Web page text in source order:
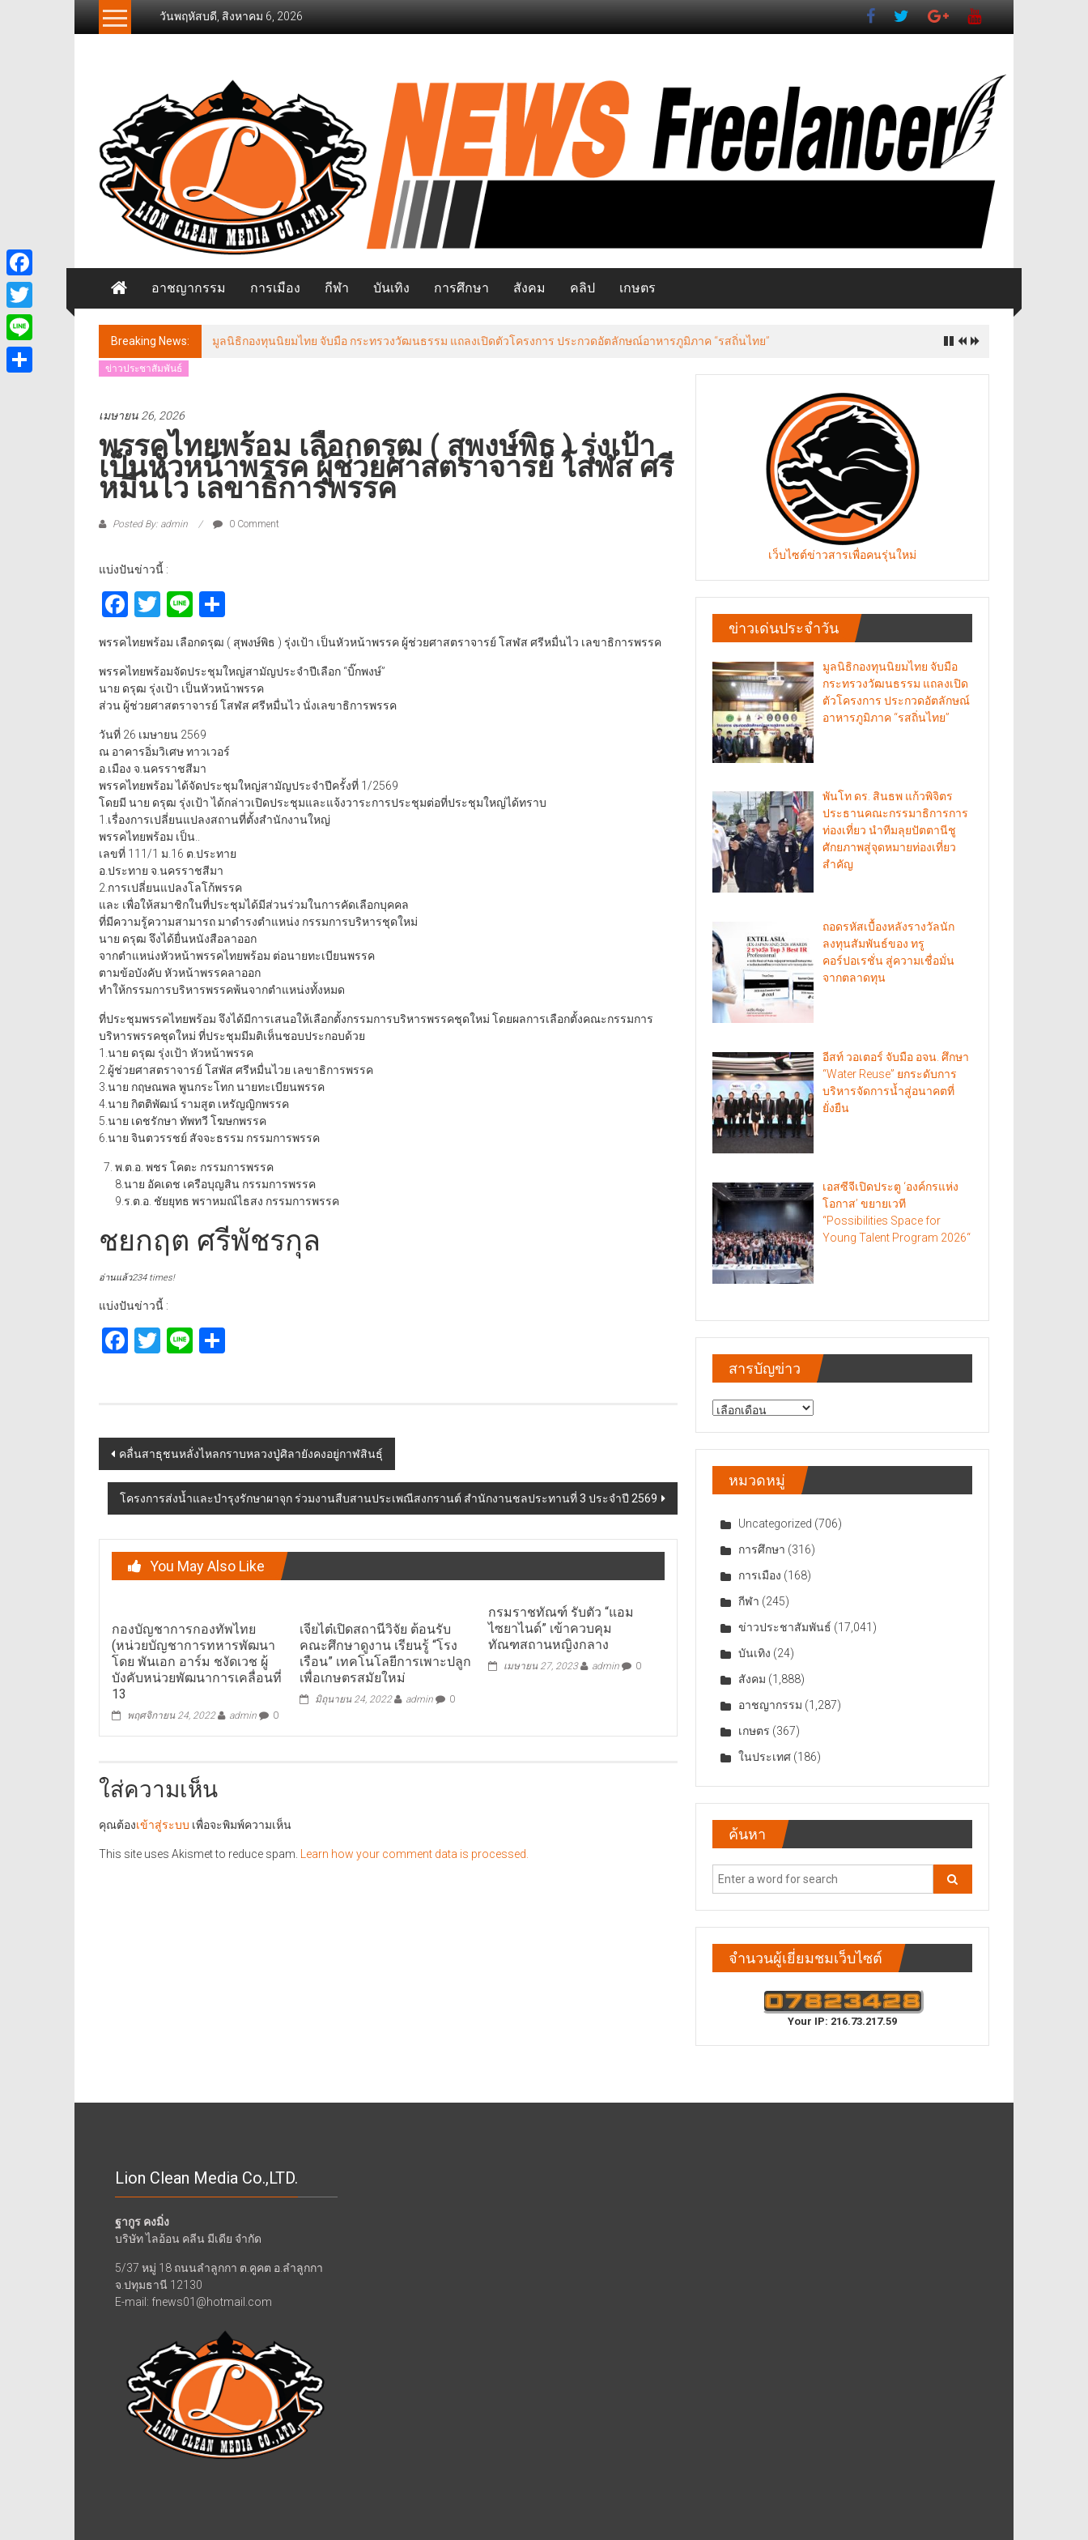
วันพฤหัสบดี, สิงหาคม 6, 2026
Freelancer
วส์
ฟรี
แลน
เซอร์
อาชญากรรม การเมือง กีฬา บันเทิง การศึกษา สังคม คลิป เกษตร
Breaking News: มูลนิธิกองทุนนิยมไทย จับมือ กระทรวงวัฒนธรรม แถลงเปิดตัวโครงการ ประกวดอัตลักษณ์อาหารภูมิภาค “รสถิ่นไทย”
ข่าวประชาสัมพันธ์
เมษายน 26, 2026
พรรคไทยพร้อม เลือกดรุฒ ( สุพงษ์พิธ ) รุ่งเป้า
เป็นหัวหน้าพรรค ผู้ช่วยศาสตราจารย์ โสฬส ศรี
หมื่นไว เลขาธิการพรรค
Posted By: admin 0 Comment
แบ่งปันข่าวนี้ :
Facebook
Twitter
Line
พรรคไทยพร้อม เลือกดรุฒ ( สุพงษ์พิธ ) รุ่งเป้า เป็นหัวหน้าพรรค ผู้ช่วยศาสตราจารย์ โสฬส ศรีหมื่นไว เลขาธิการพรรค
พรรคไทยพร้อมจัดประชุมใหญ่สามัญประจำปีเลือก “บิ๊กพงษ์”
นาย ดรุฒ รุ่งเป้า เป็นหัวหน้าพรรค
ส่วน ผู้ช่วยศาสตราจารย์ โสฬส ศรีหมื่นไว นั่งเลขาธิการพรรค
วันที่ 26 เมษายน 2569
ณ อาคารอิ่มวิเศษ ทาวเวอร์
อ.เมือง จ.นครราชสีมา
พรรคไทยพร้อม ได้จัดประชุมใหญ่สามัญประจำปีครั้งที่ 1/2569
โดยมี นาย ดรุฒ รุ่งเป้า ได้กล่าวเปิดประชุมและแจ้งวาระการประชุมต่อที่ประชุมใหญ่ได้ทราบ
1.เรื่องการเปลี่ยนแปลงสถานที่ตั้งสำนักงานใหญ่
พรรคไทยพร้อม เป็น..
เลขที่ 111/1 ม.16 ต.ประทาย
อ.ประทาย จ.นครราชสีมา
2.การเปลี่ยนแปลงโลโก้พรรค
และ เพื่อให้สมาชิกในที่ประชุมได้มีส่วนร่วมในการคัดเลือกบุคคล
ที่มีความรู้ความสามารถ มาดำรงตำแหน่ง กรรมการบริหารชุดใหม่
นาย ดรุฒ จึงได้ยื่นหนังสือลาออก
จากตำแหน่งหัวหน้าพรรคไทยพร้อม ต่อนายทะเบียนพรรค
ตามข้อบังคับ หัวหน้าพรรคลาออก
ทำให้กรรมการบริหารพรรคพ้นจากตำแหน่งทั้งหมด
ที่ประชุมพรรคไทยพร้อม จึงได้มีการเสนอให้เลือกตั้งกรรมการบริหารพรรคชุดใหม่ โดยผลการเลือกตั้งคณะกรรมการ
บริหารพรรคชุดใหม่ ที่ประชุมมีมติเห็นชอบประกอบด้วย
1.นาย ดรุฒ รุ่งเป้า หัวหน้าพรรค
2.ผู้ช่วยศาสตราจารย์ โสพัส ศรีหมื่นไวย เลขาธิการพรรค
3.นาย กฤษณพล พูนกระโทก นายทะเบียนพรรค
4.นาย กิตติพัฒน์ รามสูต เหรัญญิกพรรค
5.นาย เดชรักษา ทัพทวี โฆษกพรรค
6.นาย จินตวรรชย์ สัจจะธรรม กรรมการพรรค
พ.ต.อ. พชร โคตะ กรรมการพรรค
8.นาย อัคเดช เครือบุญสิน กรรมการพรรค
9.ร.ต.อ. ชัยยุทธ พราหมณ์ไธสง กรรมการพรรค
ชยกฤต ศรีพัชรกุล
อ่านแล้ว234 times!
แบ่งปันข่าวนี้ :
Facebook
Twitter
Line
Post
navigation
คลื่นสาธุชนหลั่งไหลกราบหลวงปู่ศิลายังคงอยู่กาฬสินธุ์
โครงการส่งน้ำและบำรุงรักษาผาจุก ร่วมงานสืบสานประเพณีสงกรานต์ สำนักงานชลประทานที่ 3 ประจำปี 2569
You May Also Like
กองบัญชาการกองทัพไทย
(หน่วยบัญชาการทหารพัฒนา
โดย พันเอก อาร์ม ชงัดเวช ผู้
บังคับหน่วยพัฒนาการเคลื่อนที่
13
พฤศจิกายน 24, 2022 admin 0
เจียไต๋เปิดสถานีวิจัย ต้อนรับ
คณะศึกษาดูงาน เรียนรู้ “โรง
เรือน” เทคโนโลยีการเพาะปลูก
เพื่อเกษตรสมัยใหม่
มิถุนายน 24, 2022 admin 0
กรมราชทัณฑ์ รับตัว “แอม
ไซยาไนด์” เข้าควบคุม
ทัณฑสถานหญิงกลาง
เมษายน 27, 2023 admin 0
ใส่ความเห็น
คุณต้องเข้าสู่ระบบ เพื่อจะพิมพ์ความเห็น
This site uses Akismet to reduce spam. Learn how your comment data is processed.
เว็บไซต์ข่าวสารเพื่อคนรุ่นใหม่
ข่าวเด่นประจำวัน
มูลนิธิกองทุนนิยมไทย จับมือ
กระทรวงวัฒนธรรม แถลงเปิด
ตัวโครงการ ประกวดอัตลักษณ์
อาหารภูมิภาค “รสถิ่นไทย”
พันโท ดร. สินธพ แก้วพิจิตร
ประธานคณะกรรมาธิการการ
ท่องเที่ยว นำทีมลุยปัตตานีชู
ศักยภาพสู่จุดหมายท่องเที่ยว
สำคัญ
ถอดรหัสเบื้องหลังรางวัลนัก
ลงทุนสัมพันธ์ของ ทรู
คอร์ปอเรชั่น สู่ความเชื่อมั่น
จากตลาดทุน
อีสท์ วอเตอร์ จับมือ อจน. ศึกษา
“Water Reuse” ยกระดับการ
บริหารจัดการน้ำสู่อนาคตที่
ยั่งยืน
เอสซีจีเปิดประตู ‘องค์กรแห่ง
โอกาส’ ขยายเวที
“Possibilities Space for
Young Talent Program 2026“
สารบัญข่าว
สารบัญ
หมวดหมู่
Uncategorized (706)
การศึกษา (316)
การเมือง (168)
กีฬา (245)
ข่าวประชาสัมพันธ์ (17,041)
บันเทิง (24)
สังคม (1,888)
อาชญากรรม (1,287)
เกษตร (367)
ในประเทศ (186)
ค้นหา
จำนวนผู้เยี่ยมชมเว็บไซต์
Your IP: 216.73.217.59
Lion Clean Media Co.,LTD.
ฐากูร คงมิ่ง
บริษัท ไลอ้อน คลีน มีเดีย จำกัด
5/37 หมู่ 18 ถนนลำลูกกา ต.คูคต อ.ลำลูกกา
จ.ปทุมธานี 12130
E-mail: fnews01@hotmail.com
Facebook
Twitter
Line